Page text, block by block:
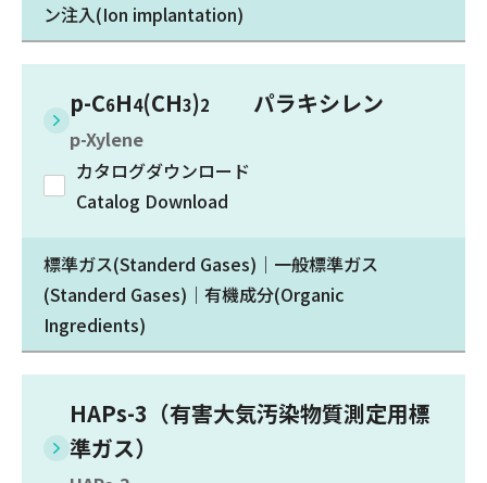
ン注入(Ion implantation)
p-C6H4(CH3)2 パラキシレン
p-Xylene
カタログダウンロード
Catalog Download
標準ガス(Standerd Gases)｜一般標準ガス
(Standerd Gases)｜有機成分(Organic
Ingredients)
HAPs-3（有害大気汚染物質測定用標
準ガス）